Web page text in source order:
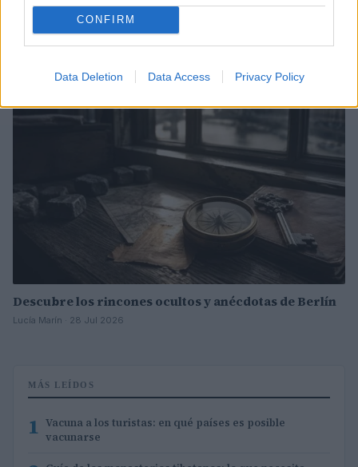
CONFIRM
Data Deletion Data Access Privacy Policy
Descubre los secretos de Berlín con estas
curiosidades y mini rutas
Carla Vidal · 28 Jul 2026
CURIOSIDADES
Descubre los rincones ocultos y anécdotas de Berlín
Lucía Marín · 28 Jul 2026
MÁS LEÍDOS
1 Vacuna a los turistas: en qué países es posible
vacunarse